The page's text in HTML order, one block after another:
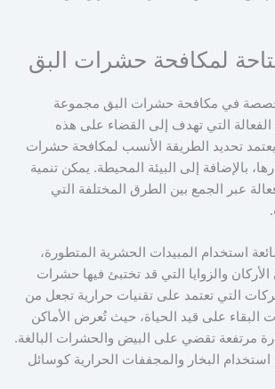
لمكافحة حشرات البق
في مكافحة حشرات البق مجموعة
التي تهدف إلى القضاء على هذه
تحديد الطريقة الأنسب لمكافحة حشرات
بالإضافة إلى البيئة المحيطة. يمكن تنمية
عبر الجمع بين الطرق المختلفة التي
استخدام المبيدات الحشرية المتطورة،
والزوايا التي قد تختبئ فيها حشرات
التي تعتمد على تقنيات حرارية تجعل من
البقاء على قيد الحياة، حيث تُعرض الأماكن
مرتفعة تقضي على البيض والحشرات البالغة.
البخار والمجففات الحرارية كوسائل